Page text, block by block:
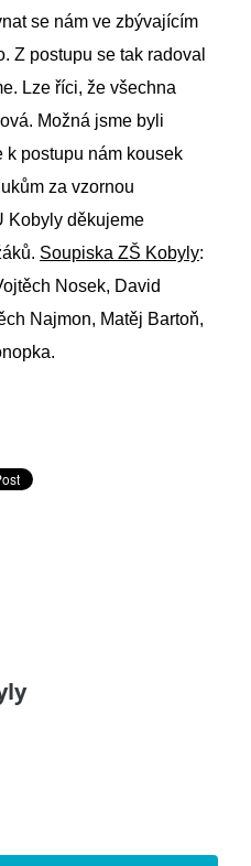
se nám ve zbývajícím
Z postupu se tak radoval
Lze říci, že všechna
Možná jsme byli
k postupu nám kousek
za vzornou
Kobyly děkujeme
Soupiska ZŠ Kobyly:
Nosek, David
Najmon, Matěj Bartoň,